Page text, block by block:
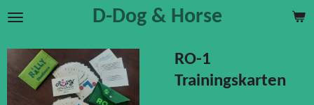
Zum
springen
D-Dog & Horse
RO-1
Trainingskarten